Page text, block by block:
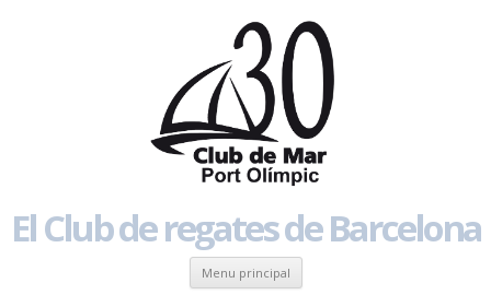
El Club de regates de Barcelona
Menu principal Skip to content